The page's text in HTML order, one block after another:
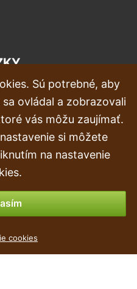
peňazí
Sú potrebné, aby
ovládal a zobrazovali
vás môžu zaujímať.
si môžete
na nastavenie
cookies